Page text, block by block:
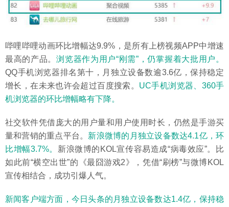
哔哩哔哩动画环比增幅达9.9%，是所有上榜视频APP中增速
最高的产品。浏览器作为用户“刚需”，仍掌握着大批用户。
QQ手机浏览器排名第十，月独立设备数逾3.6亿，保持稳定
增长，在未来也许会超过百度搜索。 UC手机浏览器、360手
机浏览器的环比增幅略有下降。
社交软件凭借庞大的用户量和用户使用时长，仍然是手游买
量和营销的重点平台。 新浪微博的月独立设备数达4.1亿，环
比增幅3.7%。 新浪微博的KOL宣传容易造成“病毒效应”。比
如此前“横空出世”的《最囧游戏2》，凭借“刷榜”与微博KOL
宣传相结合，成功引爆人气。
新闻客户端方面，今日头条的月独立设备数达1.4亿，保持稳